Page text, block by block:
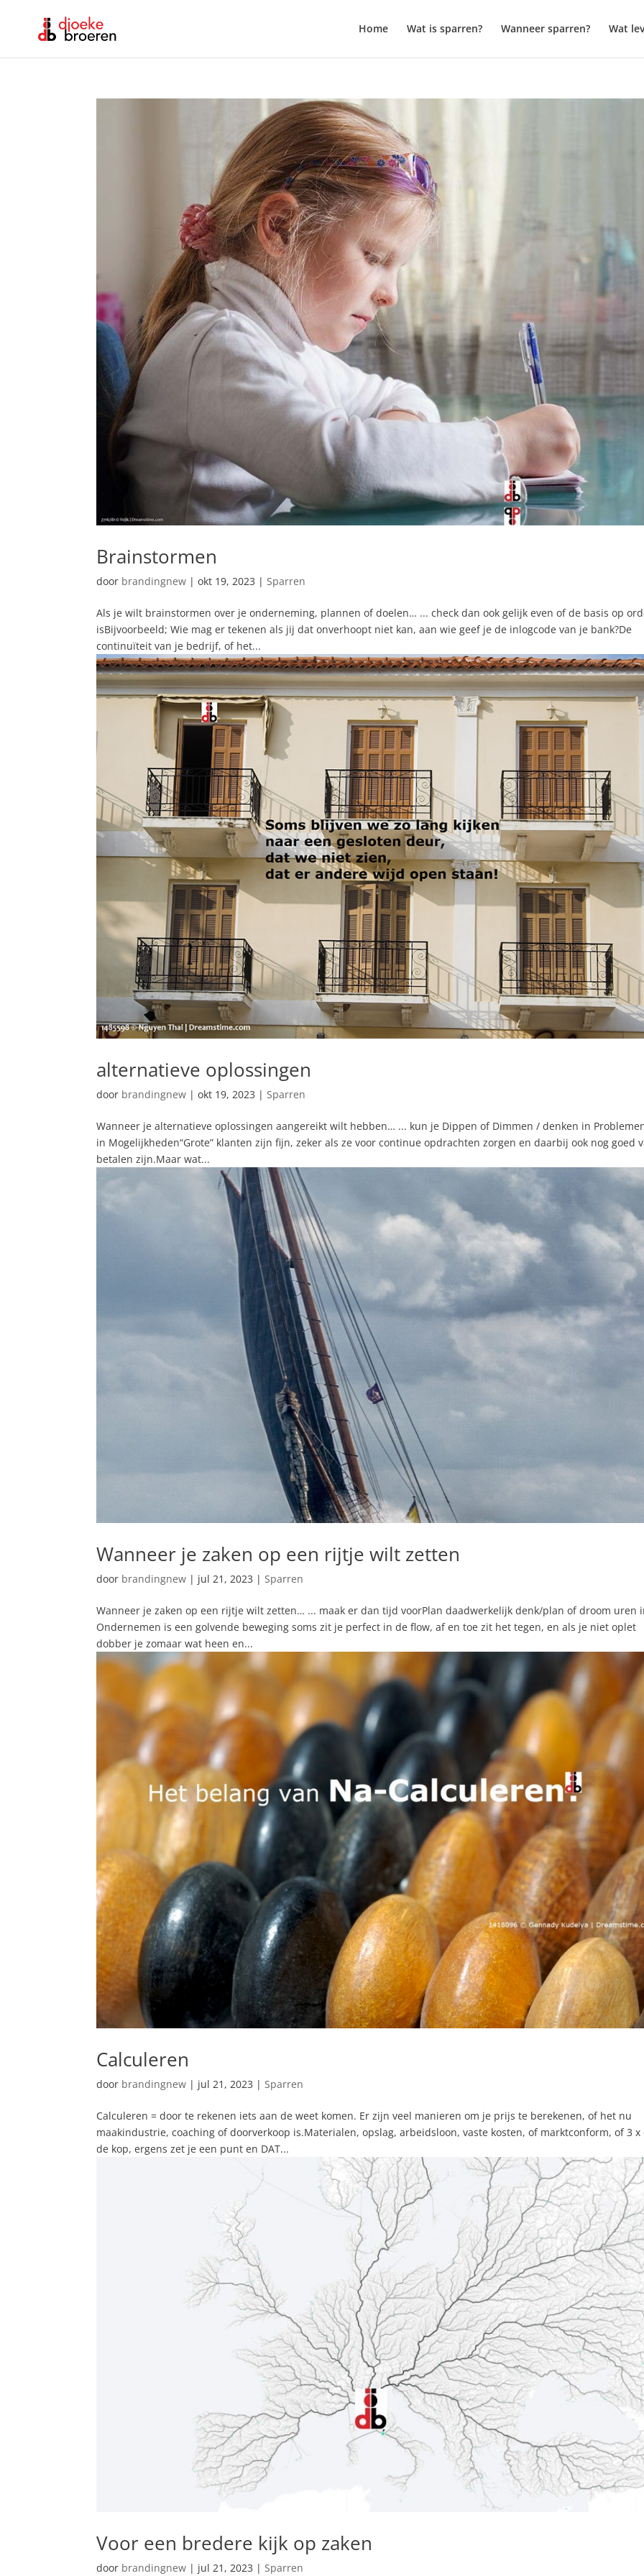
Home Wat is sparren? Wanneer sparren? Wat
Brainstormen
door brandingnew |okt 19, 2023 | Sparren
Als je wilt brainstormen over je onderneming, plannen of doelen… ... check dan ook gelijk even of de basis op
isBijvoorbeeld; Wie mag er tekenen als jij dat onverhoopt niet kan, aan wie geef je de inlogcode van je bank?De
continuïteit van je bedrijf, of het...
alternatieve oplossingen
door brandingnew |okt 19, 2023 |Sparren
Wanneer je alternatieve oplossingen aangereikt wilt hebben… ... kun je Dippen of Dimmen / denken in
in Mogelijkheden“Grote” klanten zijn fijn, zeker als ze voor continue opdrachten zorgen en daarbij ook nog goed
betalen zijn.Maar wat...
Wanneer je zaken op een rijtje wilt zetten
door brandingnew | jul 21, 2023 |Sparren
Wanneer je zaken op een rijtje wilt zetten… ... maak er dan tijd voorPlan daadwerkelijk denk/plan of droom uren
Ondernemen is een golvende beweging soms zit je perfect in de flow, af en toe zit het tegen, en als je niet oplet
dobber je zomaar wat heen en...
Calculeren
door brandingnew | jul 21, 2023 | Sparren
Calculeren = door te rekenen iets aan de weet komen. Er zijn veel manieren om je prijs te berekenen, of het nu
maakindustrie, coaching of doorverkoop is.Materialen, opslag, arbeidsloon, vaste kosten, of marktconform, of 3 x
de kop, ergens zet je een punt en DAT...
Voor een bredere kijk op zaken
door brandingnew | jul 21, 2023 |Sparren